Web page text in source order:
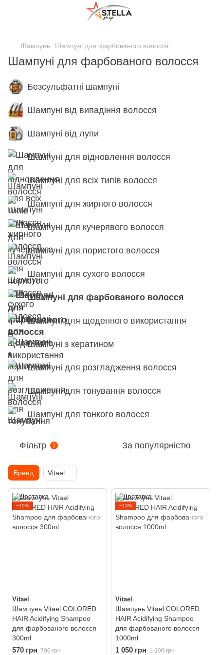
Шампунь Шампуні для фарбованого волосся
Шампуні для фарбованого волосся
Безсульфатні шампуні
Шампуні від випадіння волосся
Шампуні від лупи
Шампуні для відновлення волосся
Шампуні для всіх типів волосся
Шампуні для жирного волосся
Шампуні для кучерявого волосся
Шампуні для пористого волосся
Шампуні для сухого волосся
Шампуні для фарбованого волосся
Шампуні для щоденного використання
Шампуні з кератином
Шампуні для розгладження волосся
Шампуні для тонування волосся
Шампуні для тонкого волосся
Фільтр 1 За популярністю
Бренд Vitael
−19%
Vitael
Шампунь Vitael COLORED
HAIR Acidifying Shampoo
для фарбованого волосся
300ml
570 грн 700 грн
−13%
Vitael
Шампунь Vitael COLORED
HAIR Acidifying Shampoo
для фарбованого волосся
1000ml
1 050 грн 1 200 грн